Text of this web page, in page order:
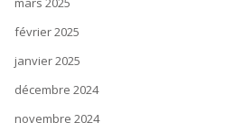
février 2025
janvier 2025
décembre 2024
novembre 2024